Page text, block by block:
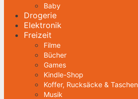
Baby
Drogerie
Elektronik
Freizeit
Filme
Bücher
Games
Kindle-Shop
Koffer, Rucksäcke & Taschen
Musik